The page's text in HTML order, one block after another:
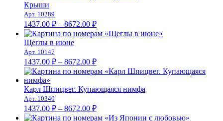
Крыши
Арт. 10289
1437.00 ₽ – 8672.00 ₽Диапазон
цен:
8672.00 ₽
Щеглы в июне
Арт. 10147
1437.00 ₽ – 8672.00 ₽Диапазон
цен:
–
Карл Шпицвег. Купающаяся нимфа
Арт. 10340
1437.00 ₽ – 8672.00 ₽Диапазон
цен: